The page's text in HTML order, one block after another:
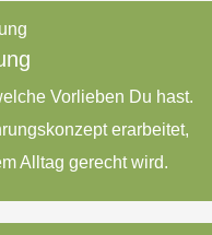
Vorlieben Du hast.
erarbeitet,
Alltag gerecht wird.